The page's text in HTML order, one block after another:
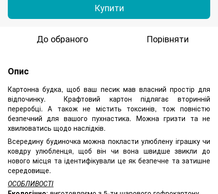
Купити
До обраного Порівняти
Опис
Картонна будка, щоб ваш песик мав власний простір для
відпочинку. Крафтовий картон підлягає вторинній
переробці. А також не містить токсинів, тож повністю
безпечний для вашого пухнастика. Можна гризти та не
хвилюватись щодо наслідків.
Всередину будиночка можна покласти улюблену іграшку чи
ковдру улюбленця, щоб він чи вона швидше звикли до
нового місця та ідентифікували це як безпечне та затишне
середовище.
ОСОБЛИВОСТІ